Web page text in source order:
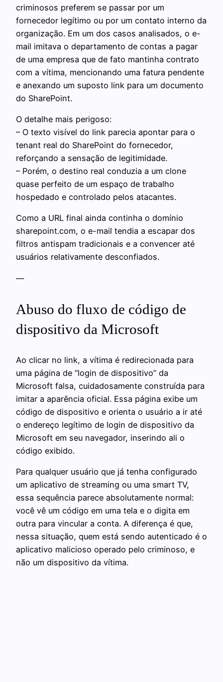
criminosos preferem se passar por um
fornecedor legítimo ou por um contato interno da
organização. Em um dos casos analisados, o e-
mail imitava o departamento de contas a pagar
de uma empresa que de fato mantinha contrato
com a vítima, mencionando uma fatura pendente
e anexando um suposto link para um documento
do SharePoint.
O detalhe mais perigoso:
– O texto visível do link parecia apontar para o
tenant real do SharePoint do fornecedor,
reforçando a sensação de legitimidade.
– Porém, o destino real conduzia a um clone
quase perfeito de um espaço de trabalho
hospedado e controlado pelos atacantes.
Como a URL final ainda continha o domínio
sharepoint.com, o e-mail tendia a escapar dos
filtros antispam tradicionais e a convencer até
usuários relativamente desconfiados.
—
Abuso do fluxo de código de
dispositivo da Microsoft
Ao clicar no link, a vítima é redirecionada para
uma página de “login de dispositivo” da
Microsoft falsa, cuidadosamente construída para
imitar a aparência oficial. Essa página exibe um
código de dispositivo e orienta o usuário a ir até
o endereço legítimo de login de dispositivo da
Microsoft em seu navegador, inserindo ali o
código exibido.
Para qualquer usuário que já tenha configurado
um aplicativo de streaming ou uma smart TV,
essa sequência parece absolutamente normal:
você vê um código em uma tela e o digita em
outra para vincular a conta. A diferença é que,
nessa situação, quem está sendo autenticado é o
aplicativo malicioso operado pelo criminoso, e
não um dispositivo da vítima.